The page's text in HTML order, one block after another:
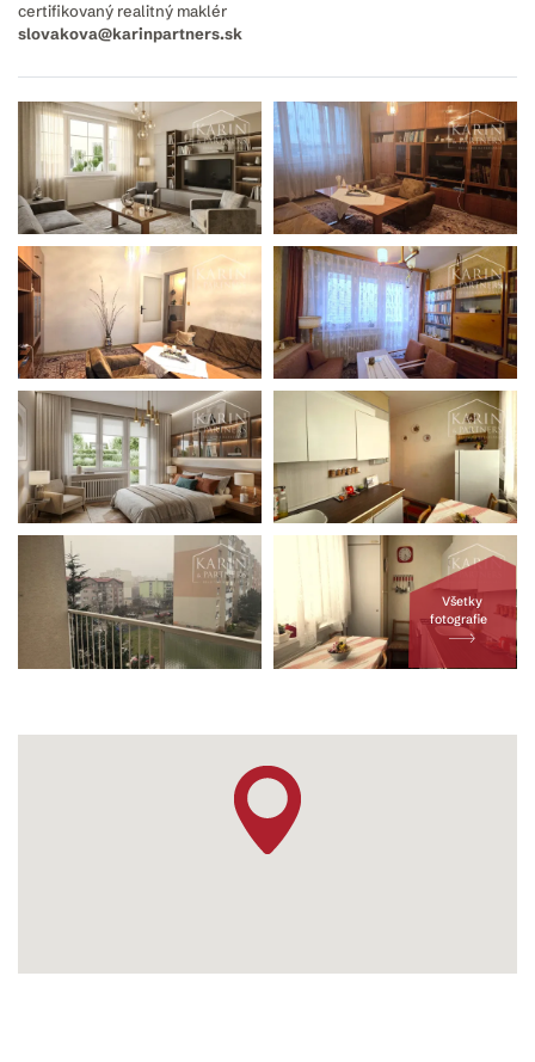
certifikovaný realitný maklér
slovakova@karinpartners.sk
Všetky
fotografie